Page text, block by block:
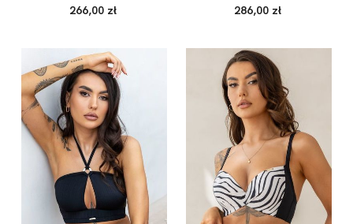
266,00 zł 286,00 zł